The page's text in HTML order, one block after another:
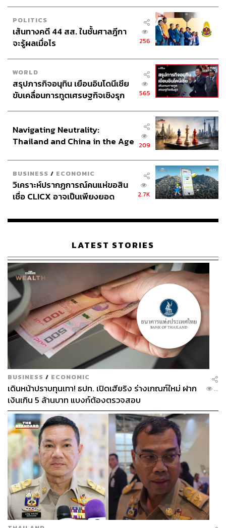
ฉลองชัยชนะด้วยการลงไปนอนกับพื้นสนามเมลเบิร์นพาร์ก
สุดมัน 3-2 เซ็ต พร้อมคว้าแชมป์ออสเตรเลียนโอเพน 2024 ไป
ครอง
ภาพ:Darrian Traynor / Getty Images
วันที่ 9 พฤศจิกายน 2024 MT Pop นักเต้นชาวเวียดนามโชว์
สเต็ปสุดเจ๋งที่เรียกเสียงฮือฮาจากผู้ชมเป็นอย่างมาก อีกทั้ง
การเต้นเพลงสไตล์อินเดียของเจ้าตัวยังกลายเป็นคลิปไวรัลที่มี
ผู้ชมมากกว่า 1 ล้านวิว และเขาปิดจ็อบด้วยการคว้าแชมป์
POLITICS
เส้นทางคดี 44 สส. ในชั้นศาลฎีกา
จะรู้ผลเมื่อไร
256
WORLD
สรุปภารกิจอนุทิน เยือนอินโดนีเซีย
ขับเคลื่อนการทูตเศรษฐกิจเชิงรุก
565
Navigating Neutrality:
Thailand and China in the Age
209
BUSINESS / ECONOMIC
วิเคราะห์ปรากฏการณ์คนแห่ขอสิน
เชื่อ CLICX อาจเป็นเพียงยอด
เรือนไทยที่ถูกซุกไว้
2.7K
LATEST STORIES
BUSINESS / ECONOMIC
เดินหน้าปราบทุนเทา! ธปท. เปิดเฮียริง ร่างเกณฑ์ใหม่ ฝาก
เงินเกิน 5 ล้านบาท แบงก์ต้องตรวจสอบ
...